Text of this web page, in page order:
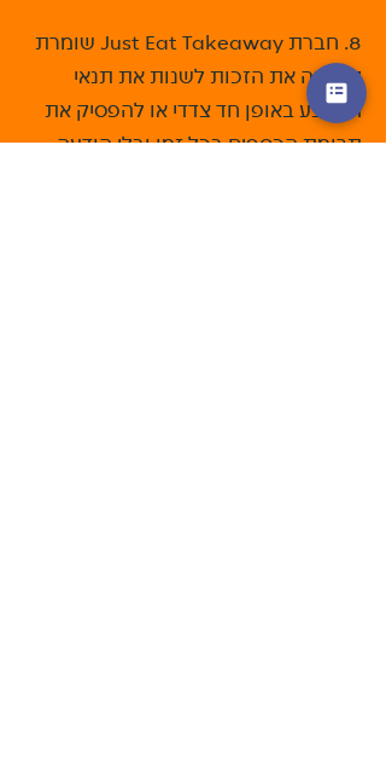
8. חברת Just Eat Takeaway שומרת
לעצמה את הזכות לשנות את תנאי
המבצע באופן חד צדדי או להפסיק את
תרומת הכספים בכל זמן ובלי הודעה